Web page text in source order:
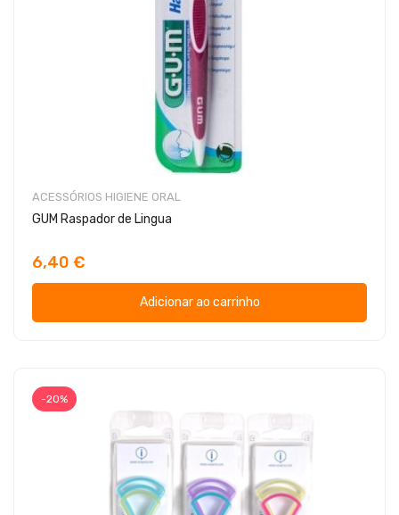
ACESSÓRIOS HIGIENE ORAL
GUM Raspador de Lingua
6,40 €
Adicionar ao carrinho
-20%